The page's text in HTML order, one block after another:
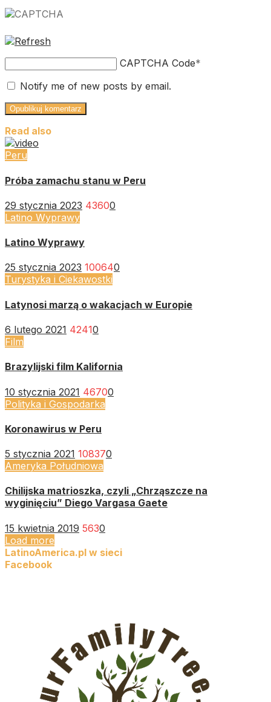
CAPTCHA Code*
Notify me of new posts by email.
Read also
Peru
Próba zamachu stanu w Peru
29 stycznia 2023 43600
Latino Wyprawy
Latino Wyprawy
25 stycznia 2023 100640
Turystyka i Ciekawostki
Latynosi marzą o wakacjach w Europie
6 lutego 2021 42410
Film
Brazylijski film Kalifornia
10 stycznia 2021 46700
Polityka i Gospodarka
Koronawirus w Peru
5 stycznia 2021 108370
Ameryka Południowa
Chilijska matrioszka, czyli „Chrząszcze na
wyginięciu” Diego Vargasa Gaete
15 kwietnia 2019 5630
Load more
LatinoAmerica.pl w sieci
Facebook